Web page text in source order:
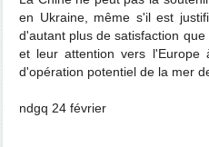
en Ukraine, même s'il est
d'autant plus de satisfaction
et leur attention vers l'Europe
d'opération potentiel de la mer
ndgq 24 février